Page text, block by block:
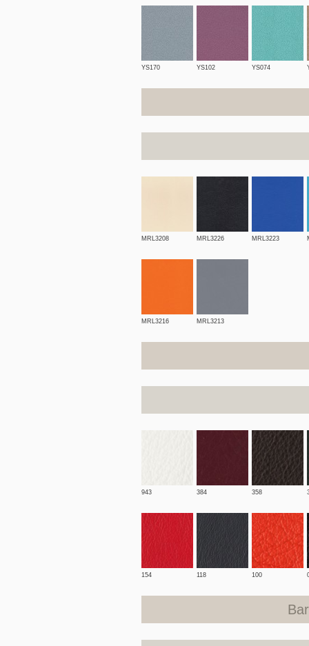
YS170 YS102 YS074
MRL3208 MRL3226 MRL3223
MRL3216 MRL3213
943 384 358
154 118 100